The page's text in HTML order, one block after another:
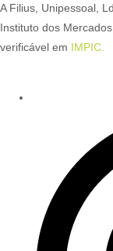
A Filius, Unipessoal,
Instituto dos
verificável em IMPIC.